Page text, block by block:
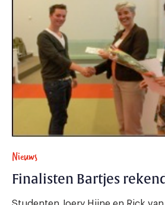
Nieuws
Finalisten Bartjes